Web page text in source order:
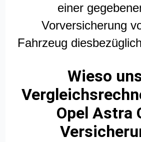
einer
Vorversicherung
Fahrzeug
Wieso
Opel Astra